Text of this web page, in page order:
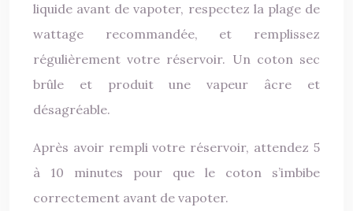
liquide avant de vapoter, respectez la plage de
wattage recommandée, et remplissez
régulièrement votre réservoir. Un coton sec
brûle et produit une vapeur âcre et
désagréable.
Après avoir rempli votre réservoir, attendez 5
à 10 minutes pour que le coton s’imbibe
correctement avant de vapoter.